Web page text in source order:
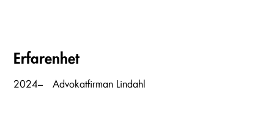
Erfarenhet
2024– Advokatfirman Lindahl